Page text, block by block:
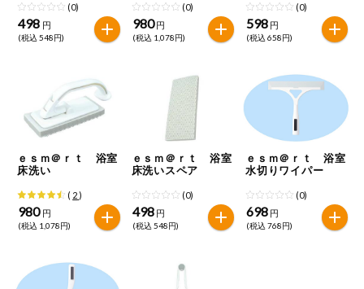
お弁当用商品
ミールキット
組合員さんの
リクエスト
け
ベビー・キッ
(0)
498 円
(税込 548円)
(0)
980 円
(税込 1,078円)
(0)
598 円
(税込 658円)
ｅｓｍ＠ｒｔ 浴室
床洗い
( 2)
980 円
(税込 1,078円)
ｅｓｍ＠ｒｔ 浴室
床洗いスペア
(0)
498 円
(税込 548円)
ｅｓｍ＠ｒｔ 浴室
水切りワイパー
(0)
698 円
(税込 768円)